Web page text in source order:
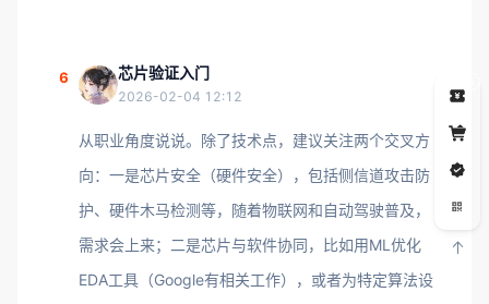
6 芯片验证入门
2026-02-04 12:12
从职业角度说说。除了技术点，建议关注两个交叉方
向：一是芯片安全（硬件安全），包括侧信道攻击防
护、硬件木马检测等，随着物联网和自动驾驶普及，
需求会上来；二是芯片与软件协同，比如用ML优化
EDA工具（Google有相关工作），或者为特定算法设